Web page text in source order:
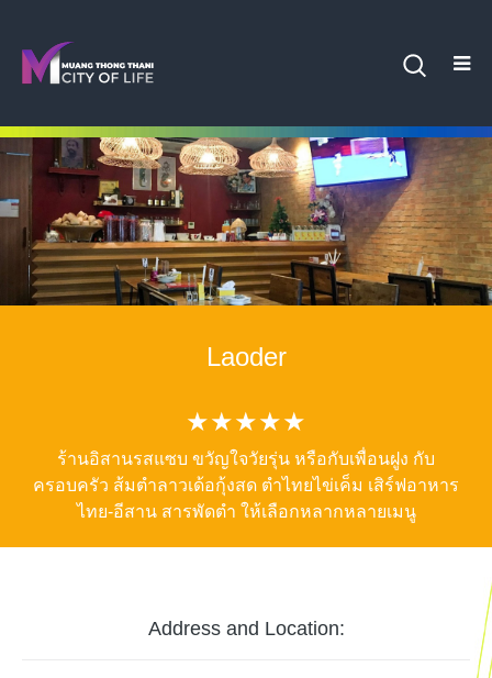
Laoder
★★★★★
ร้านอิสานรสแซบ ขวัญใจวัยรุ่น หรือกับเพื่อนฝูง กับ
ครอบครัว ส้มตำลาวเด้อกุ้งสด ตำไทยไข่เค็ม เสิร์ฟอาหาร
ไทย-อีสาน สารพัดตำ ให้เลือกหลากหลายเมนู
Address and Location: